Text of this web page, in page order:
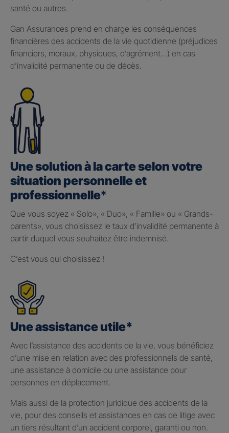
santé ou autres.
Gan Assurances prend en charge les conséquences
financières des accidents de la vie quotidienne (préjudices
financiers, moraux, physiques, d’agrément…) en cas
d’invalidité permanente ou de décès.
Une solution à la carte selon votre
situation personnelle et
professionnelle*
Que vous soyez « Solo», « Duo», « Famille» ou « Grands-
parents», vous choisissez le taux d’invalidité permanente à
partir duquel vous souhaitez être indemnisé.
C’est vous qui choisissez !
Une assistance utile*
Avec l’assistance des accidents de la vie, vous bénéficiez
d’une mise en relation avec des professionnels de santé,
une assistance à domicile ou une assistance pour
personnes en déplacement.
Mais aussi de la protection juridique des accidents de la
vie, pour des conseils et assistances en cas de litige avec
un tiers résultant d’un accident corporel, garanti ou non.